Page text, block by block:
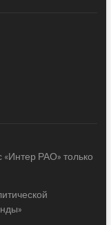
РАО» только